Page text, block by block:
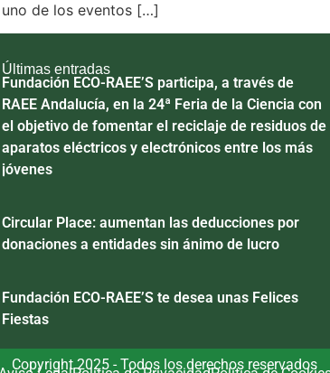
de los eventos […]
Últimas entradas
Fundación ECO-RAEE’S participa, a través de
RAEE Andalucía, en la 24ª Feria de la Ciencia con
el objetivo de fomentar el reciclaje de residuos de
aparatos eléctricos y electrónicos entre los más
jóvenes
Circular Place: aumentan las deducciones por
donaciones a entidades sin ánimo de lucro
Fundación ECO-RAEE’S te desea unas Felices
Fiestas
Copyright 2025 - Todos los derechos reservados